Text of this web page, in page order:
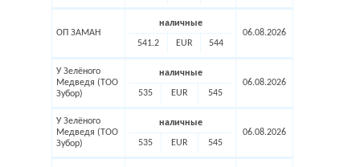
ОП ЗАМАН
наличные
541.2 EUR 544
06.08.2026
У Зелёного
Медведя (ТОО
Зубор)
наличные
535 EUR 545
06.08.2026
У Зелёного
Медведя (ТОО
Зубор)
наличные
535 EUR 545
06.08.2026